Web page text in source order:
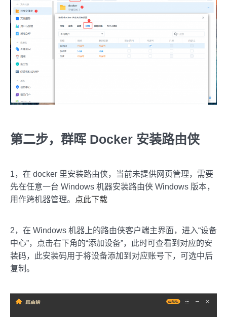
第二步，群晖 Docker 安装路由侠
1，在 docker 里安装路由侠，当前未提供网页管理，需要
先在任意一台 Windows 机器安装路由侠 Windows 版本，
用作跨机器管理。
点此下载
2，在 Windows 机器上的路由侠客户端主界面，进入“设备
中心”，点击右下角的“添加设备”，此时可查看到对应的安
装码，此安装码用于将设备添加到对应账号下，可选中后
复制。